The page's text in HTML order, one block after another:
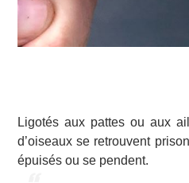
Ligotés aux pattes ou aux
d’oiseaux se retrouvent
épuisés ou se pendent.